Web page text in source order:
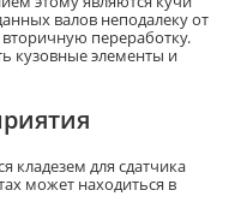
валов неподалеку от
переработку.
кузовные элементы и
кладезем для сдатчика
может находиться в